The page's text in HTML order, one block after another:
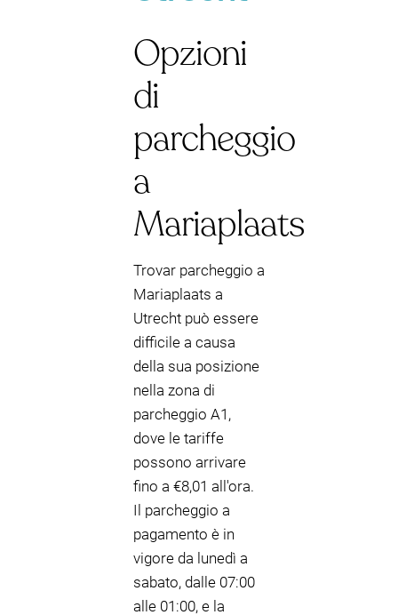
Opzioni
di
parcheggio
a
Mariaplaats
Trovar parcheggio a
Mariaplaats a
Utrecht può essere
difficile a causa
della sua posizione
nella zona di
parcheggio A1,
dove le tariffe
possono arrivare
fino a €8,01 all'ora.
Il parcheggio a
pagamento è in
vigore da lunedì a
sabato, dalle 07:00
alle 01:00, e la